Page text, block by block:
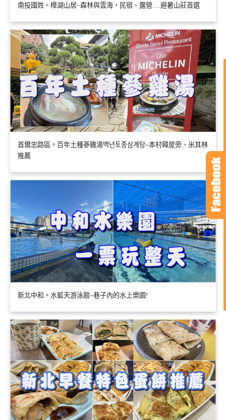
南投國姓。樟湖山居~森林與雲海，民宿、露營….避暑山莊首選
首爾忠路區。百年土種蔘雞湯백년토종삼계탕~本村韓屋旁、米其林
推薦
新北中和。水藍天游泳館~巷子內的水上樂園!